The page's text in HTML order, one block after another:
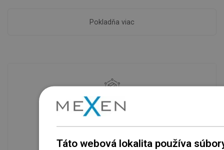
Pokladňa viac
Dostupnosť tovaru
Naše výrobky na vás čakajú v
Táto webová lokalita používa